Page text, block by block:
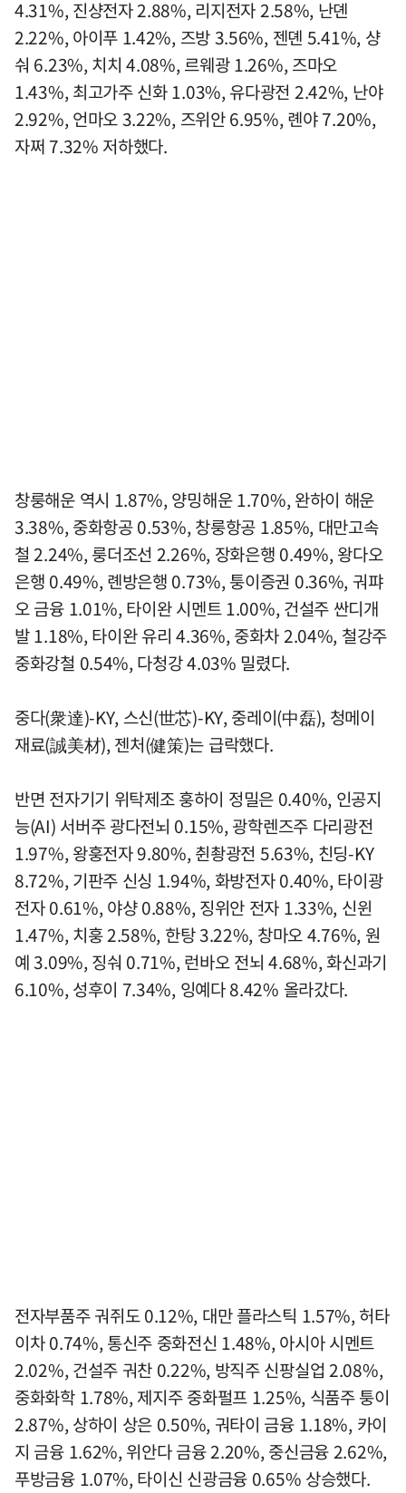
4.31%, 진샹전자 2.88%, 리지전자 2.58%, 난뎬
2.22%, 아이푸 1.42%, 즈방 3.56%, 젠뎬 5.41%, 샹
숴 6.23%, 치치 4.08%, 르웨광 1.26%, 즈마오
1.43%, 최고가주 신화 1.03%, 유다광전 2.42%, 난야
2.92%, 언마오 3.22%, 즈위안 6.95%, 롄야 7.20%,
자쩌 7.32% 저하했다.
창룽해운 역시 1.87%, 양밍해운 1.70%, 완하이 해운
3.38%, 중화항공 0.53%, 창룽항공 1.85%, 대만고속
철 2.24%, 룽더조선 2.26%, 장화은행 0.49%, 왕다오
은행 0.49%, 롄방은행 0.73%, 퉁이증권 0.36%, 궈퍄
오 금융 1.01%, 타이완 시멘트 1.00%, 건설주 싼디개
발 1.18%, 타이완 유리 4.36%, 중화차 2.04%, 철강주
중화강철 0.54%, 다청강 4.03% 밀렸다.
중다(衆達)-KY, 스신(世芯)-KY, 중레이(中磊), 청메이
재료(誠美材), 젠처(健策)는 급락했다.
반면 전자기기 위탁제조 훙하이 정밀은 0.40%, 인공지
능(AI) 서버주 광다전뇌 0.15%, 광학렌즈주 다리광전
1.97%, 왕훙전자 9.80%, 췬촹광전 5.63%, 친딩-KY
8.72%, 기판주 신싱 1.94%, 화방전자 0.40%, 타이광
전자 0.61%, 야샹 0.88%, 징위안 전자 1.33%, 신윈
1.47%, 치훙 2.58%, 한탕 3.22%, 창마오 4.76%, 원
예 3.09%, 징숴 0.71%, 런바오 전뇌 4.68%, 화신과기
6.10%, 성후이 7.34%, 잉예다 8.42% 올라갔다.
전자부품주 궈쥐도 0.12%, 대만 플라스틱 1.57%, 허타
이차 0.74%, 통신주 중화전신 1.48%, 아시아 시멘트
2.02%, 건설주 궈찬 0.22%, 방직주 신팡실업 2.08%,
중화화학 1.78%, 제지주 중화펄프 1.25%, 식품주 퉁이
2.87%, 상하이 상은 0.50%, 궈타이 금융 1.18%, 카이
지 금융 1.62%, 위안다 금융 2.20%, 중신금융 2.62%,
푸방금융 1.07%, 타이신 신광금융 0.65% 상승했다.